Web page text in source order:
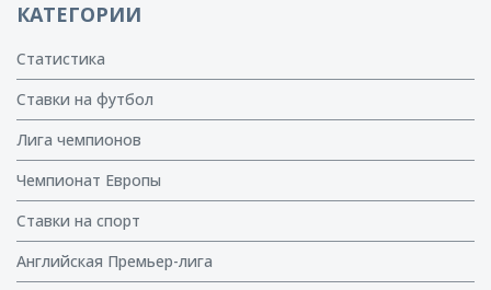
КАТЕГОРИИ
Статистика
Ставки на футбол
Лига чемпионов
Чемпионат Европы
Ставки на спорт
Английская Премьер-лига